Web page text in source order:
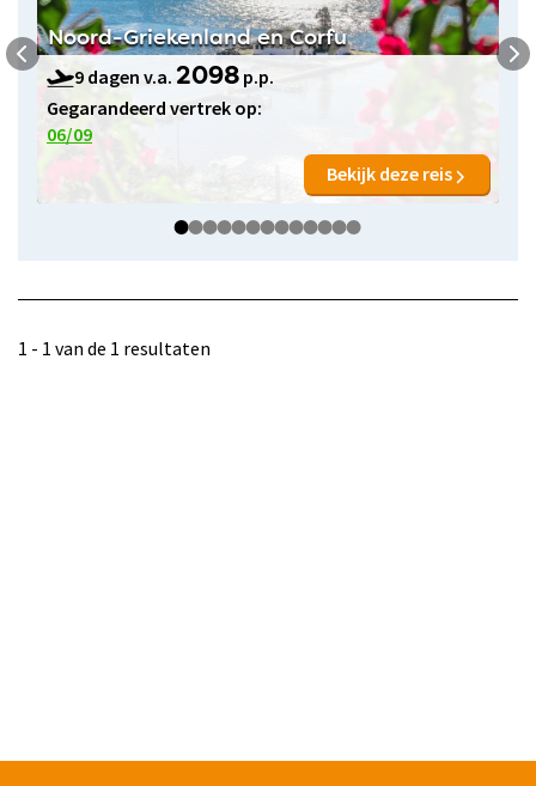
Noord-Griekenland en Corfu
9 dagen v.a. 2098 p.p.
Gegarandeerd vertrek op:
06/09
Bekijk deze reis
1 - 1 van de 1 resultaten